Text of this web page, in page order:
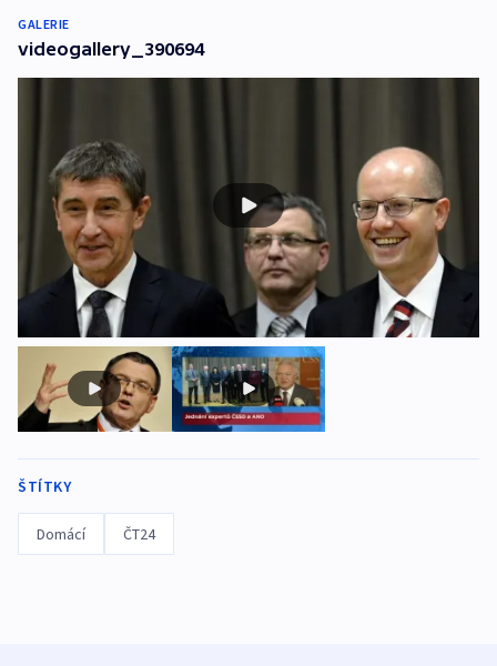
GALERIE
videogallery_390694
ŠTÍTKY
Domácí ČT24